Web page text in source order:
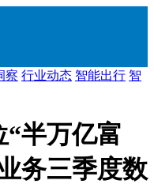
察 行业动态 智能出行 智
半万亿富
务三季度数